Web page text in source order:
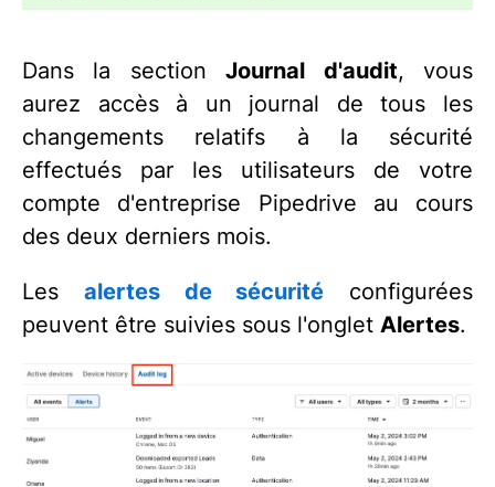
Dans la sectionJournal d'audit, vous
aurez accès à un journal de tous les
changements relatifs à la sécurité
effectués par les utilisateurs de votre
compte d'entreprise Pipedrive au cours
des deux derniers mois.
Les alertes de sécurité configurées
peuvent être suivies sous l'onglet Alertes.